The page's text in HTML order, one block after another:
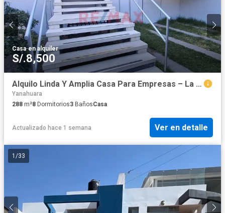
Casa·en alquiler
S/.8,500
Alquilo Linda Y Amplia Casa Para Empresas – La Señorial, Cayma
Yanahuara
288 m²8 Dormitorios3 BañosCasa
Actualizado hace 1 semana Ver en detalle
1 /33